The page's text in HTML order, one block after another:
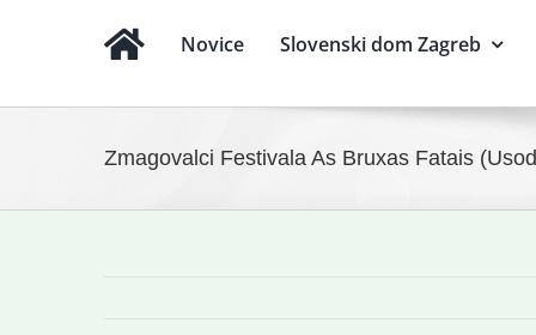
Novice Slovenski dom Zagreb
Zmagovalci Festivala As Bruxas Fatais